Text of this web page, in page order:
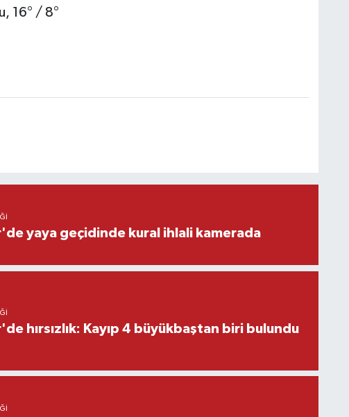
16° / 8°
yaya geçidinde kural ihlali kamerada
hırsızlık: Kayıp 4 büyükbaştan biri bulundu